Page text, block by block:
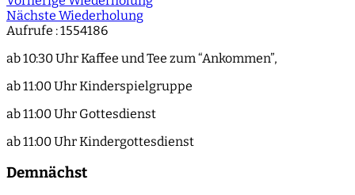
Nächste Wiederholung
Aufrufe : 1554186
ab 10:30 Uhr Kaffee und Tee zum “Ankommen”,
ab 11:00 Uhr Kinderspielgruppe
ab 11:00 Uhr Gottesdienst
ab 11:00 Uhr Kindergottesdienst
Demnächst